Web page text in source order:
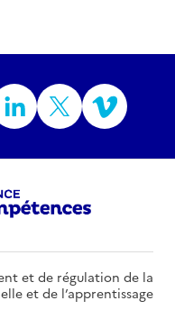
et de régulation de la
et de l’apprentissage